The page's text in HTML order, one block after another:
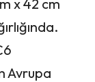
x 42 cm
Avrupa